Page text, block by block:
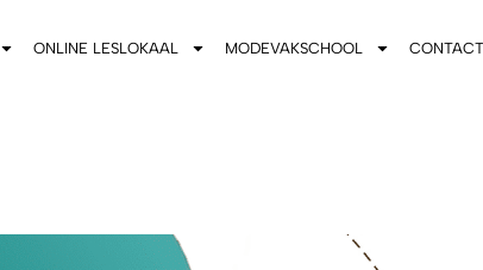
ONLINE LESLOKAAL MODEVAKSCHOOL CONTACT